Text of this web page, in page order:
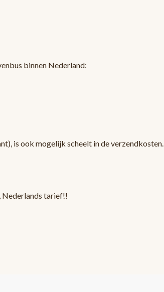
binnen Nederland:
is ook mogelijk scheelt in de verzendkosten.
Nederlands tarief!!